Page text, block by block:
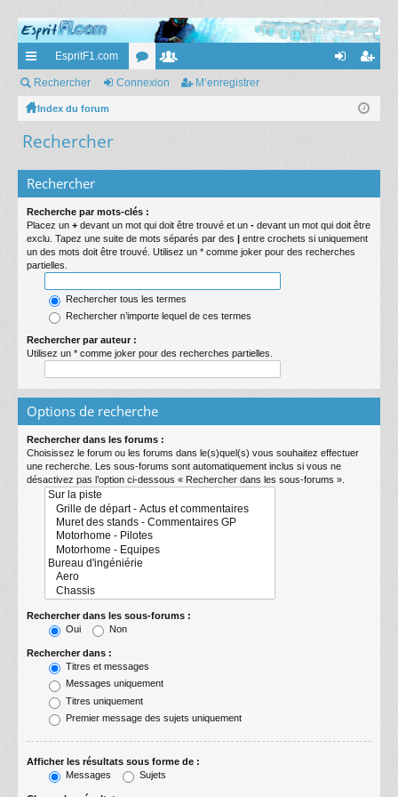
cc
ès
ra
de
EspritF1.com
or e
nr
Rechercher Connexion M’enregistrer
Index du forum
Rechercher
Rechercher
Recherche par mots-clés :
Placez un + devant un mot qui doit être trouvé et un - devant un mot qui doit être
exclu. Tapez une suite de mots séparés par des | entre crochets si uniquement
un des mots doit être trouvé. Utilisez un * comme joker pour des recherches
partielles.
Rechercher tous les termes
Rechercher n’importe lequel de ces termes
Rechercher par auteur :
Utilisez un * comme joker pour des recherches partielles.
Options de recherche
Rechercher dans les forums :
Choisissez le forum ou les forums dans le(s)quel(s) vous souhaitez effectuer
une recherche. Les sous-forums sont automatiquement inclus si vous ne
désactivez pas l’option ci-dessous « Rechercher dans les sous-forums ».
Rechercher dans les sous-forums :
Oui
Non
Rechercher dans :
Titres et messages
Messages uniquement
Titres uniquement
Premier message des sujets uniquement
Afficher les résultats sous forme de :
Messages
Sujets